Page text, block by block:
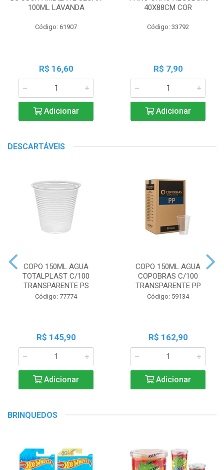
100ML LAVANDA
Código: 61907
R$ 16,60
Adicionar
40X88CM COR
Código: 33792
R$ 7,90
Adicionar
DESCARTÁVEIS
COPO 150ML AGUA
TOTALPLAST C/100
TRANSPARENTE PS
Código: 77774
R$ 145,90
Adicionar
COPO 150ML AGUA
COPOBRAS C/100
TRANSPARENTE PP
Código: 59134
R$ 162,90
Adicionar
BRINQUEDOS